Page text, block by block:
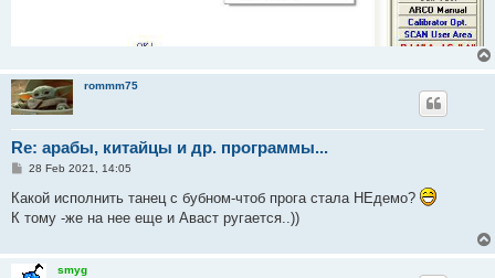
rommm75
Re: арабы, китайцы и др. программы...
P
s
t
28 Feb 2021, 14:05
Какой исполнить танец с бубном-чтоб прога стала НЕдемо?
К тому -же на нее еще и Аваст ругается..))
smyg